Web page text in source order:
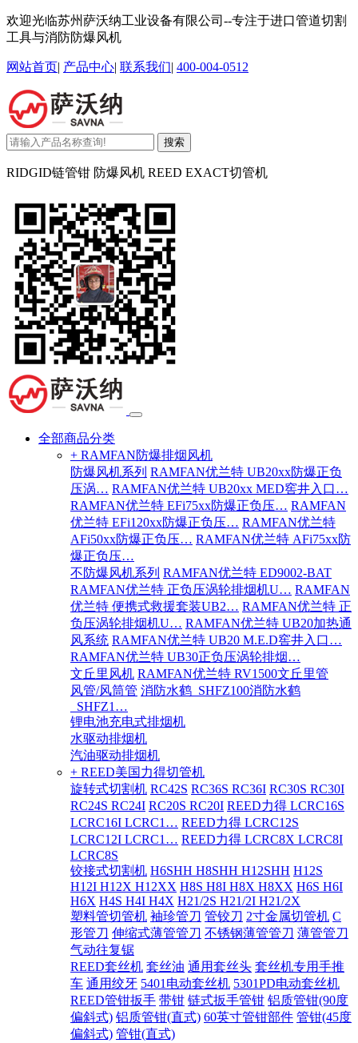
欢迎光临苏州萨沃纳工业设备有限公司--专注于进口管道切割
工具与消防防爆风机
网站首页| 产品中心| 联系我们| 400-004-0512
搜索
RIDGID链管钳 防爆风机 REED EXACT切管机
全部商品分类
+ RAMFAN防爆排烟风机
防爆风机系列 RAMFAN优兰特 UB20xx防爆正负
压涡… RAMFAN优兰特 UB20xx MED窖井入口…
RAMFAN优兰特 EFi75xx防爆正负压… RAMFAN
优兰特 EFi120xx防爆正负压… RAMFAN优兰特
AFi50xx防爆正负压… RAMFAN优兰特 AFi75xx防
爆正负压…
不防爆风机系列 RAMFAN优兰特 ED9002-BAT
RAMFAN优兰特 正负压涡轮排烟机U… RAMFAN
优兰特 便携式救援套装UB2… RAMFAN优兰特 正
负压涡轮排烟机U… RAMFAN优兰特 UB20加热通
风系统 RAMFAN优兰特 UB20 M.E.D窖井入口…
RAMFAN优兰特 UB30正负压涡轮排烟…
文丘里风机 RAMFAN优兰特 RV1500文丘里管
风管/风筒管 消防水鹤_SHFZ100消防水鹤
_SHFZ1…
锂电池充电式排烟机
水驱动排烟机
汽油驱动排烟机
+ REED美国力得切管机
旋转式切割机 RC42S RC36S RC36I RC30S RC30I
RC24S RC24I RC20S RC20I REED力得 LCRC16S
LCRC16I LCRC1… REED力得 LCRC12S
LCRC12I LCRC1… REED力得 LCRC8X LCRC8I
LCRC8S
铰接式切割机 H6SHH H8SHH H12SHH H12S
H12I H12X H12XX H8S H8I H8X H8XX H6S H6I
H6X H4S H4I H4X H21/2S H21/2I H21/2X
塑料管切管机 袖珍管刀 管铰刀 2寸金属切管机 C
形管刀 伸缩式薄管管刀 不锈钢薄管管刀 薄管管刀
气动往复锯
REED套丝机 套丝油 通用套丝头 套丝机专用手推
车 通用绞牙 5401电动套丝机 5301PD电动套丝机
REED管钳扳手 带钳 链式扳手管钳 铝质管钳(90度
偏斜式) 铝质管钳(直式) 60英寸管钳部件 管钳(45度
偏斜式) 管钳(直式)